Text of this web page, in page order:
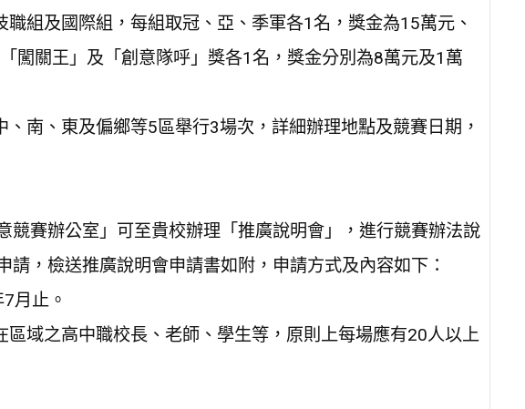
組及國際組，每組取冠、亞、季軍各1名，獎金為15萬元、
闖關王」及「創意隊呼」獎各1名，獎金分別為8萬元及1萬
南、東及偏鄉等5區舉行3場次，詳細辦理地點及競賽日期，
競賽辦公室」可至貴校辦理「推廣說明會」，進行競賽辦法說
請，檢送推廣說明會申請書如附，申請方式及內容如下：
月止。
區域之高中職校長、老師、學生等，原則上每場應有20人以上